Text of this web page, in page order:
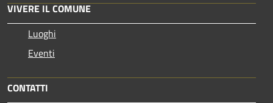
VIVERE IL COMUNE
Luoghi
Eventi
CONTATTI